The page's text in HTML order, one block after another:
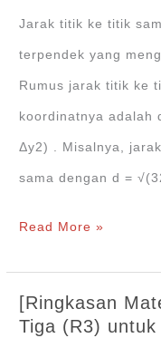
Kubus
[Dimensi
Tiga]
Jarak titik ke titik
terpendek yang
Rumus jarak titik ke
koordinatnya adalah
Δy2) . Misalnya,
sama dengan d =
Jarak
Titik
Read More »
[Ringkasan
Tiga (R3) untuk